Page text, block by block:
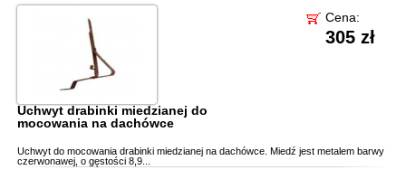
Uchwyt drabinki miedzianej do
mocowania na dachówce
Uchwyt do mocowania drabinki miedzianej na dachówce. Miedź jest metalem barwy
czerwonawej, o gęstości 8,9...
Cena:
305 zł